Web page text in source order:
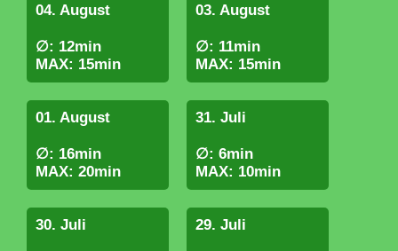
04. August
∅: 12min
MAX: 15min
03. August
∅: 11min
MAX: 15min
01. August
∅: 16min
MAX: 20min
31. Juli
∅: 6min
MAX: 10min
30. Juli 29. Juli